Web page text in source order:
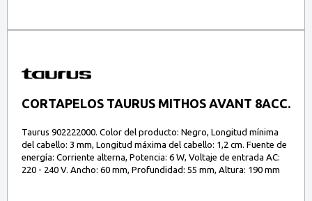
CORTAPELOS TAURUS MITHOS AVANT 8ACC.
Taurus 902222000. Color del producto: Negro, Longitud mínima
del cabello: 3 mm, Longitud máxima del cabello: 1,2 cm. Fuente de
energía: Corriente alterna, Potencia: 6 W, Voltaje de entrada AC:
220 - 240 V. Ancho: 60 mm, Profundidad: 55 mm, Altura: 190 mm